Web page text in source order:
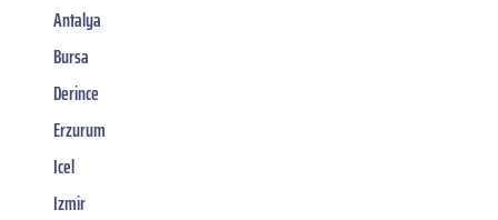
Antalya
Bursa
Derince
Erzurum
Icel
Izmir